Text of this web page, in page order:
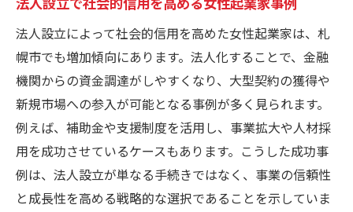
法人設立によって社会的信用を高めた女性起業家は、札
幌市でも増加傾向にあります。法人化することで、金融
機関からの資金調達がしやすくなり、大型契約の獲得や
新規市場への参入が可能となる事例が多く見られます。
例えば、補助金や支援制度を活用し、事業拡大や人材採
用を成功させているケースもあります。こうした成功事
例は、法人設立が単なる手続きではなく、事業の信頼性
と成長性を高める戦略的な選択であることを示していま